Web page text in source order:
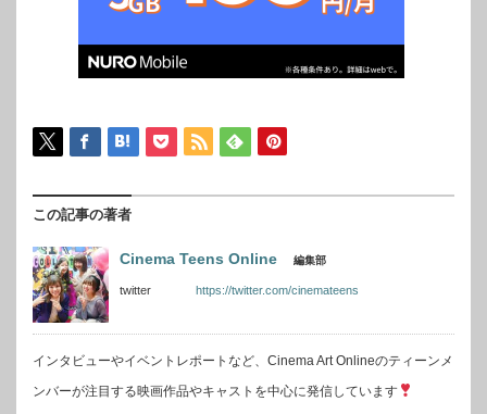
この記事の著者
Cinema Teens Online 編集部
twitter https://twitter.com/cinemateens
インタビューやイベントレポートなど、Cinema Art Onlineのティーンメ
ンバーが注目する映画作品やキャストを中心に発信しています